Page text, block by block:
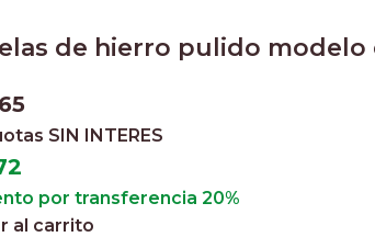
de hierro pulido
SIN INTERES
por transferencia 20%
al carrito